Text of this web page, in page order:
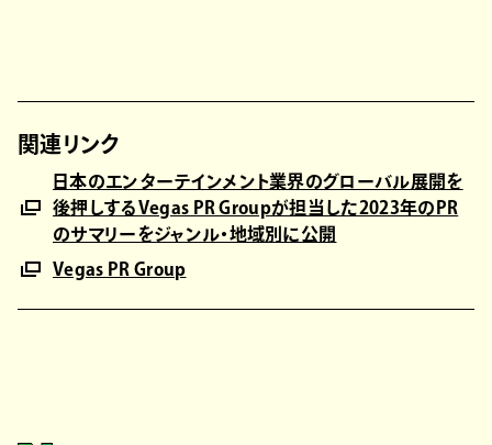
関連リンク
日本のエンターテインメント業界のグローバル展開を
後押しするVegas PR Groupが担当した2023年のPR
のサマリーをジャンル・地域別に公開
Vegas PR Group